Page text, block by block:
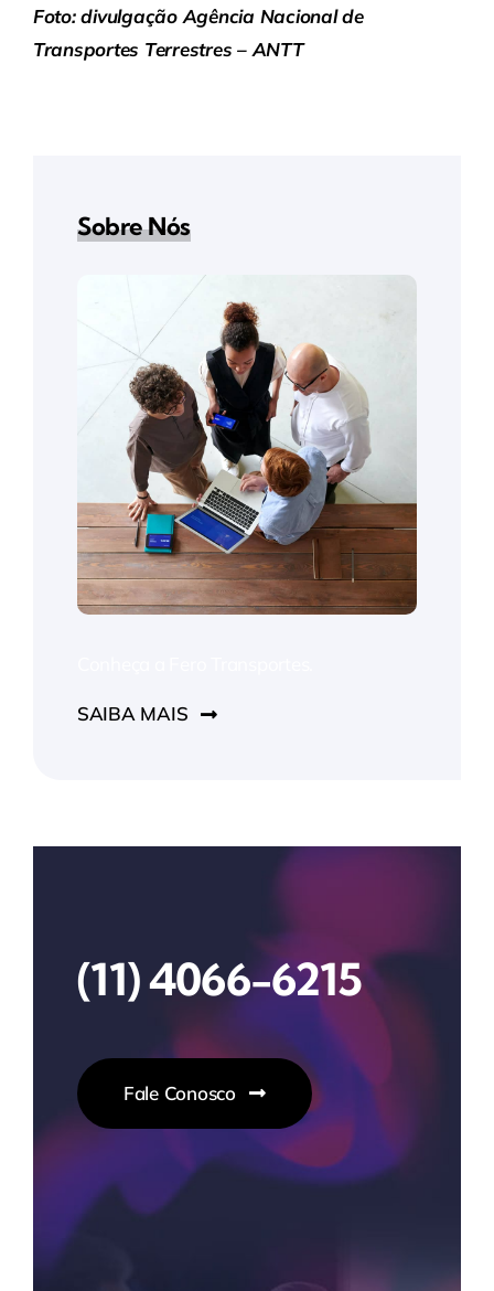
Foto: divulgação Agência Nacional de
Transportes Terrestres – ANTT
Sobre Nós
SAIBA MAIS
(11) 4066-6215
Fale Conosco